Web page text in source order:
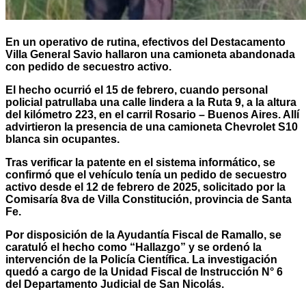
En un operativo de rutina, efectivos del Destacamento
Villa General Savio hallaron una camioneta abandonada
con pedido de secuestro activo.
El hecho ocurrió el 15 de febrero, cuando personal
policial patrullaba una calle lindera a la Ruta 9, a la altura
del kilómetro 223, en el carril Rosario – Buenos Aires. Allí
advirtieron la presencia de una camioneta Chevrolet S10
blanca sin ocupantes.
Tras verificar la patente en el sistema informático, se
confirmó que el vehículo tenía un pedido de secuestro
activo desde el 12 de febrero de 2025, solicitado por la
Comisaría 8va de Villa Constitución, provincia de Santa
Fe.
Por disposición de la Ayudantía Fiscal de Ramallo, se
caratuló el hecho como “Hallazgo” y se ordenó la
intervención de la Policía Científica. La investigación
quedó a cargo de la Unidad Fiscal de Instrucción N° 6
del Departamento Judicial de San Nicolás.